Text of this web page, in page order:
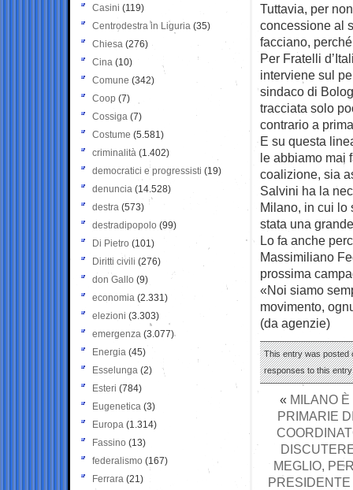
Tuttavia, per
concessione al
facciano,
Per Fratelli
interviene sul
sindaco di
tracciata solo
contrario a
E su questa
le abbiamo mai
coalizione, sia
Salvini ha la
Milano, in cui lo
stata una
Lo fa anche
Massimiliano
prossima
«Noi siamo
movimento,
(da agenzie)
This entry was posted
responses to this
« MILANO
PRIMARIE
MEGLIO,
PRESIDENTE
Casini (119)
Centrodestra in Liguria (35)
Chiesa (276)
Cina (10)
Comune (342)
Coop (7)
Cossiga (7)
Costume (5.581)
criminalità (1.402)
democratici e progressisti (19)
denuncia (14.528)
destra (573)
destradipopolo (99)
Di Pietro (101)
Diritti civili (276)
don Gallo (9)
economia (2.331)
elezioni (3.303)
emergenza (3.077)
Energia (45)
Esselunga (2)
Esteri (784)
Eugenetica (3)
Europa (1.314)
Fassino (13)
federalismo (167)
Ferrara (21)